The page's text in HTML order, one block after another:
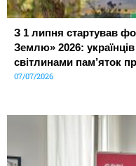
З 1 липня стартував
Землю» 2026:
світлинами пам’яток
07/07/2026